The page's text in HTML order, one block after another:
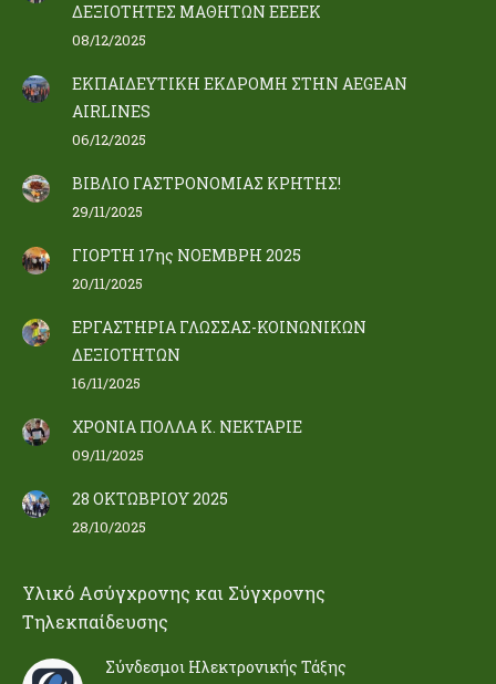
ΔΕΞΙΟΤΗΤΕΣ ΜΑΘΗΤΩΝ ΕΕΕΕΚ
08/12/2025
ΕΚΠΑΙΔΕΥΤΙΚΗ ΕΚΔΡΟΜΗ ΣΤΗΝ AEGEAN
AIRLINES
06/12/2025
ΒΙΒΛΙΟ ΓΑΣΤΡΟΝΟΜΙΑΣ ΚΡΗΤΗΣ!
29/11/2025
ΓΙΟΡΤΗ 17ης ΝΟΕΜΒΡΗ 2025
20/11/2025
ΕΡΓΑΣΤΗΡΙΑ ΓΛΩΣΣΑΣ-ΚΟΙΝΩΝΙΚΩΝ
ΔΕΞΙΟΤΗΤΩΝ
16/11/2025
ΧΡΟΝΙΑ ΠΟΛΛΑ Κ. ΝΕΚΤΑΡΙΕ
09/11/2025
28 ΟΚΤΩΒΡΙΟΥ 2025
28/10/2025
Υλικό Ασύγχρονης και Σύγχρονης
Τηλεκπαίδευσης
Σύνδεσμοι Ηλεκτρονικής Τάξης